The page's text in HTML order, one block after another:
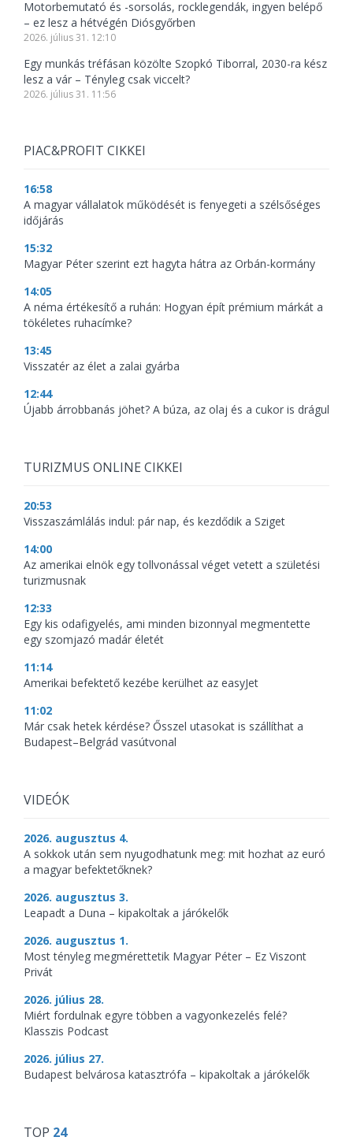
Motorbemutató és -sorsolás, rocklegendák, ingyen belépő
– ez lesz a hétvégén Diósgyőrben
2026. július 31. 12:10
Egy munkás tréfásan közölte Szopkó Tiborral, 2030-ra kész
lesz a vár – Tényleg csak viccelt?
2026. július 31. 11:56
PIAC&PROFIT CIKKEI
16:58
A magyar vállalatok működését is fenyegeti a szélsőséges
időjárás
15:32
Magyar Péter szerint ezt hagyta hátra az Orbán-kormány
14:05
A néma értékesítő a ruhán: Hogyan épít prémium márkát a
tökéletes ruhacímke?
13:45
Visszatér az élet a zalai gyárba
12:44
Újabb árrobbanás jöhet? A búza, az olaj és a cukor is drágul
TURIZMUS ONLINE CIKKEI
20:53
Visszaszámlálás indul: pár nap, és kezdődik a Sziget
14:00
Az amerikai elnök egy tollvonással véget vetett a születési
turizmusnak
12:33
Egy kis odafigyelés, ami minden bizonnyal megmentette
egy szomjazó madár életét
11:14
Amerikai befektető kezébe kerülhet az easyJet
11:02
Már csak hetek kérdése? Ősszel utasokat is szállíthat a
Budapest–Belgrád vasútvonal
VIDEÓK
2026. augusztus 4.
A sokkok után sem nyugodhatunk meg: mit hozhat az euró
a magyar befektetőknek?
2026. augusztus 3.
Leapadt a Duna – kipakoltak a járókelők
2026. augusztus 1.
Most tényleg megmérettetik Magyar Péter – Ez Viszont
Privát
2026. július 28.
Miért fordulnak egyre többen a vagyonkezelés felé?
Klasszis Podcast
2026. július 27.
Budapest belvárosa katasztrófa – kipakoltak a járókelők
TOP 24